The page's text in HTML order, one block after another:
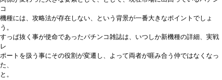
コ
機種には、攻略法が存在しない、という背景が一番大きなポイントでしょ
う。
すっぱ抜く事が使命であったパチンコ雑誌は、いつしか新機種の詳細、実戦
レ
ポートを扱う事にその役割が変遷し、よって両者が啀み合う仲ではなくなっ
た、
と。